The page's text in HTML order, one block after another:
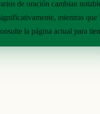
de oración cambian
mientras
la página actual para